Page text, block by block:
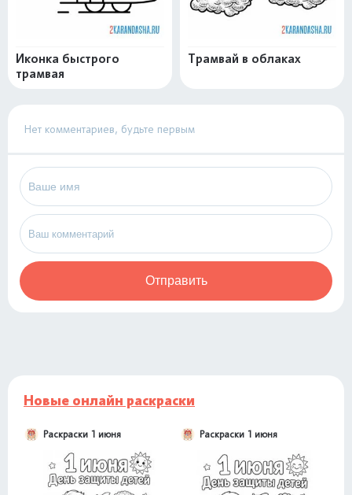
Иконка быстрого
трамвая
Трамвай в облаках
Нет комментариев, будьте первым
Отправить
Новые онлайн раскраски
Раскраски 1 июня Раскраски 1 июня